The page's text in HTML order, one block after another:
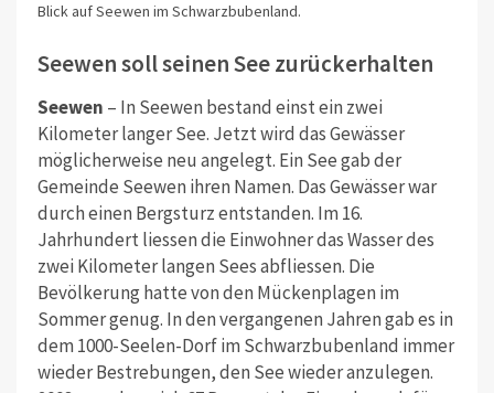
Blick auf Seewen im Schwarzbubenland.
Seewen soll seinen See zurückerhalten
Seewen – In Seewen bestand einst ein zwei
Kilometer langer See. Jetzt wird das Gewässer
möglicherweise neu angelegt. Ein See gab der
Gemeinde Seewen ihren Namen. Das Gewässer war
durch einen Bergsturz entstanden. Im 16.
Jahrhundert liessen die Einwohner das Wasser des
zwei Kilometer langen Sees abfliessen. Die
Bevölkerung hatte von den Mückenplagen im
Sommer genug. In den vergangenen Jahren gab es in
dem 1000-Seelen-Dorf im Schwarzbubenland immer
wieder Bestrebungen, den See wieder anzulegen.